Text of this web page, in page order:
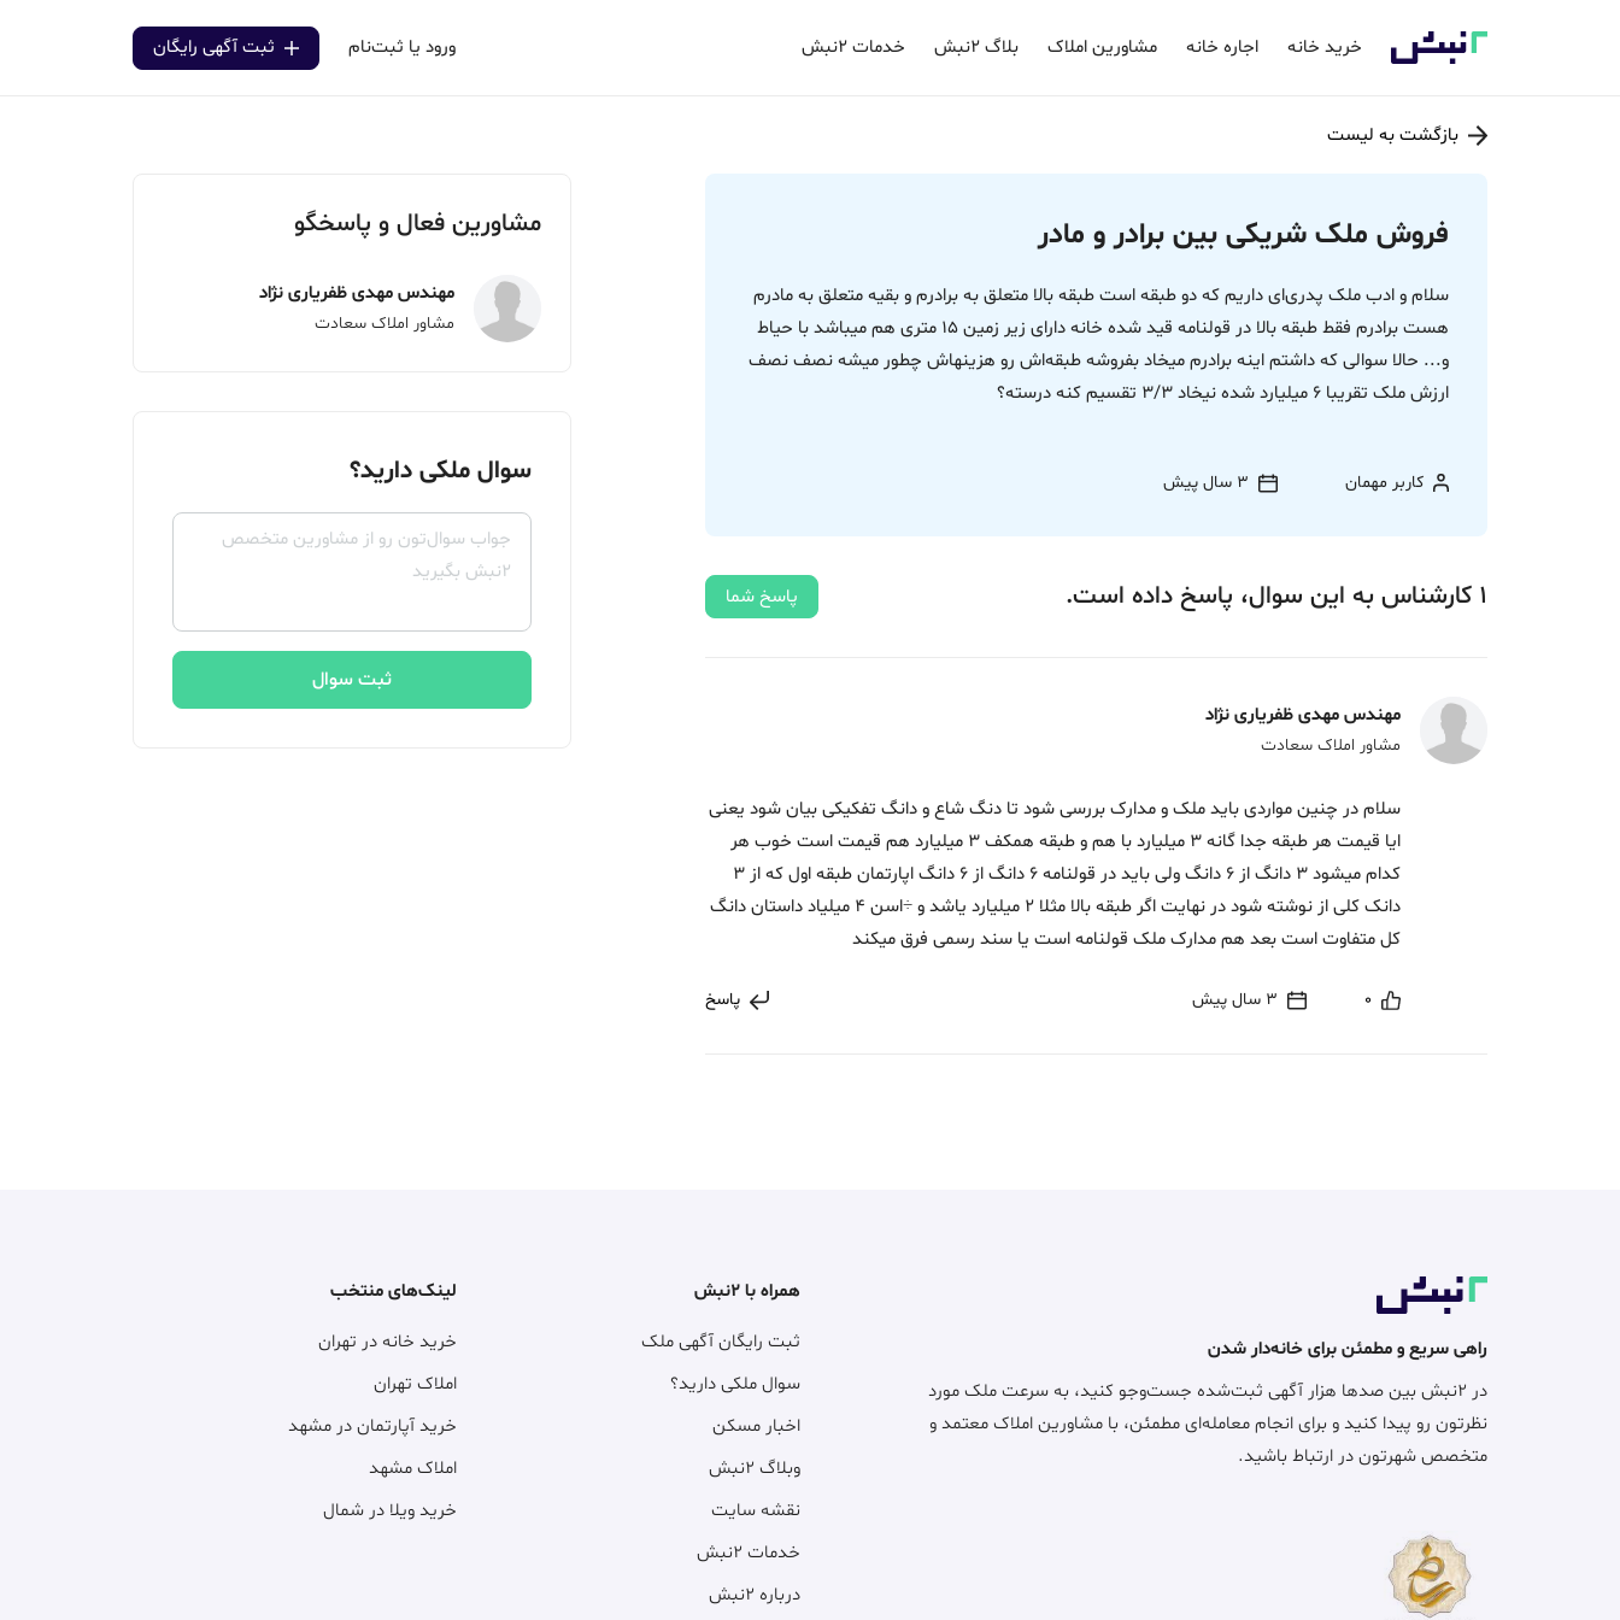
خرید خانه اجاره خانه مشاورین املاک بلاگ ۲نبش خدمات ۲نبش ورود یا ثبت‌نام ثبت آگهی رایگان
بازگشت به لیست
فروش ملک شریکی بین برادر و مادر
سلام و ادب ملک پدری‌ای داریم که دو طبقه است طبقه بالا متعلق به برادرم و بقیه متعلق به مادرم
هست برادرم فقط طبقه بالا در قولنامه قید شده خانه دارای زیر زمین 15 متری هم میباشد با حیاط
و... حالا سوالی که داشتم اینه برادرم میخاد بفروشه طبقه‌اش رو هزینهاش چطور میشه نصف نصف
ارزش ملک تقریبا 6 میلیارد شده نیخاد 3/3 تقسیم کنه درسته؟
کاربر مهمان 3 سال پیش
1 کارشناس به این سوال، پاسخ داده‌ است. پاسخ شما
مهندس مهدی ظفریاری نژاد
مشاور املاک سعادت
سلام در چنین مواردی باید ملک و مدارک بررسی شود تا دنگ شاع و دانگ تفکیکی بیان شود یعنی
ایا قیمت هر طبقه جدا گانه 3 میلیارد با هم و طبقه همکف 3 میلیارد هم قیمت است خوب هر
کدام میشود 3 دانگ از 6 دانگ ولی باید در قولنامه 6 دانگ از 6 دانگ اپارتمان طبقه اول که از 3
دانک کلی از نوشته شود در نهایت اگر طبقه بالا مثلا 2 میلیارد یاشد و ÷اسن 4 میلیاد داستان دانگ
کل متفاوت است بعد هم مدارک ملک قولنامه است یا سند رسمی فرق میکند
0 3 سال پیش پاسخ
مشاورین فعال و پاسخگو
مهندس مهدی ظفریاری نژاد
مشاور املاک سعادت
سوال ملکی دارید؟
ثبت سوال
راهی سریع و مطمئن برای خانه‌دار شدن
در ۲نبش بین صدها هزار آگهی ثبت‌شده جست‌وجو کنید، به سرعت ملک مورد
نظرتون رو پیدا کنید و برای انجام معامله‌ای مطمئن، با مشاورین املاک معتمد و
متخصص شهرتون در ارتباط باشید.
همراه با ۲نبش
ثبت رایگان آگهی ملک
سوال ملکی دارید؟
اخبار مسکن
وبلاگ ۲نبش
نقشه سایت
خدمات ۲نبش
درباره ۲نبش
لینک‌های منتخب
خرید خانه در تهران
املاک تهران
خرید آپارتمان در مشهد
املاک مشهد
خرید ویلا در شمال